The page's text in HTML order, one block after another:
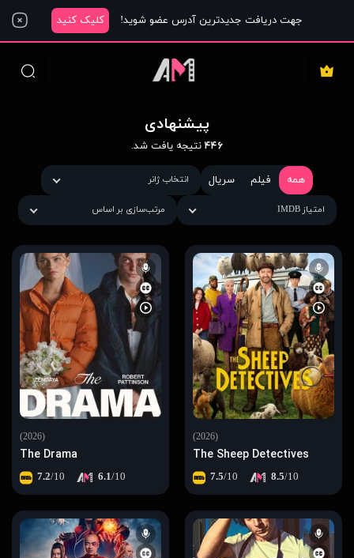
جهت دریافت جدیدترین آدرس عضو شوید! کلیک کنید
پیشنهادی
۴۴۶ نتیجه یافت شد.
همه فیلم سریال انتخاب ژانر
امتیاز IMDB مرتب‌سازی بر اساس
(2026)
The Sheep Detectives
7.5/10 8.5/10
(2026)
The Drama
7.2/10 6.1/10